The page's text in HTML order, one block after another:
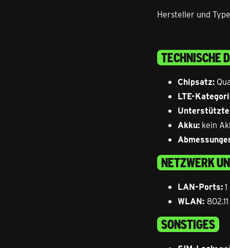
Hersteller und
TECHNISCHE
Chipsatz:
LTE-
Unterstützte
Akku: kein
NETZWERK
LAN-Ports:1
WLAN:
SONSTIGES